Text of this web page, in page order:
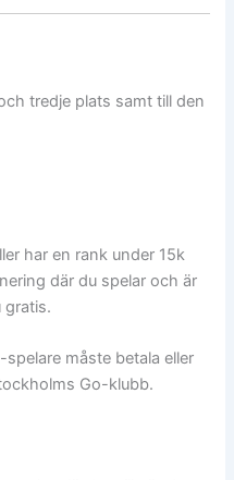
tredje plats samt till den
har en rank under 15k
där du spelar och är
gratis.
måste betala eller
Go-klubb.